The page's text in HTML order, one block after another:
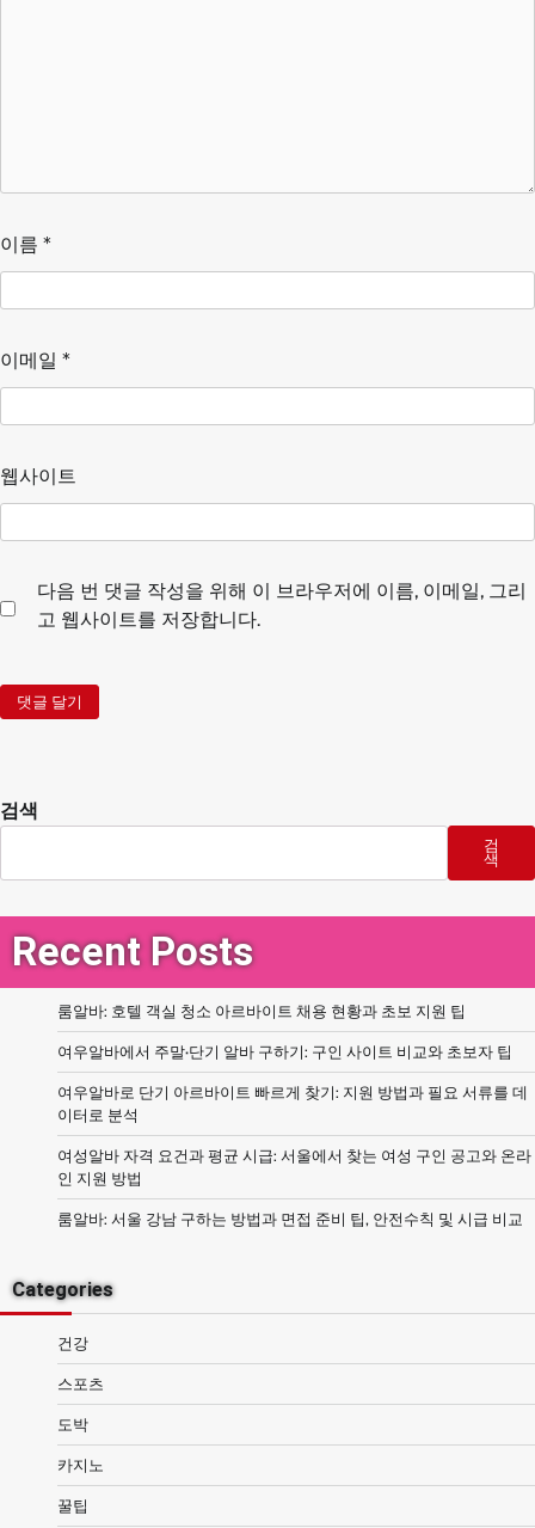
이름 *
이메일 *
웹사이트
다음 번 댓글 작성을 위해 이 브라우저에 이름, 이메일, 그리
고 웹사이트를 저장합니다.
검색
검
색
Recent Posts
룸알바: 호텔 객실 청소 아르바이트 채용 현황과 초보 지원 팁
여우알바에서 주말·단기 알바 구하기: 구인 사이트 비교와 초보자 팁
여우알바로 단기 아르바이트 빠르게 찾기: 지원 방법과 필요 서류를 데
이터로 분석
여성알바 자격 요건과 평균 시급: 서울에서 찾는 여성 구인 공고와 온라
인 지원 방법
룸알바: 서울 강남 구하는 방법과 면접 준비 팁, 안전수칙 및 시급 비교
Categories
건강
스포츠
도박
카지노
꿀팁